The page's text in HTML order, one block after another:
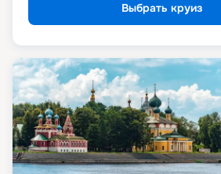
Выбрать круиз